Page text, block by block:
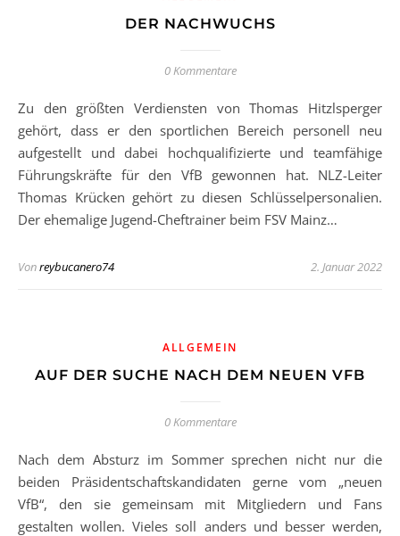
DER NACHWUCHS
0 Kommentare
Zu den größten Verdiensten von Thomas Hitzlsperger
gehört, dass er den sportlichen Bereich personell neu
aufgestellt und dabei hochqualifizierte und teamfähige
Führungskräfte für den VfB gewonnen hat. NLZ-Leiter
Thomas Krücken gehört zu diesen Schlüsselpersonalien.
Der ehemalige Jugend-Cheftrainer beim FSV Mainz…
Vonreybucanero74 2. Januar 2022
ALLGEMEIN
AUF DER SUCHE NACH DEM NEUEN VFB
0 Kommentare
Nach dem Absturz im Sommer sprechen nicht nur die
beiden Präsidentschaftskandidaten gerne vom „neuen
VfB“, den sie gemeinsam mit Mitgliedern und Fans
gestalten wollen. Vieles soll anders und besser werden,